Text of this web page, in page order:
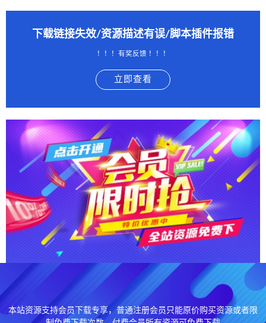
下载链接失效/资源描述有误/脚本插件报错
！！！有奖反馈 ！！！
立即查看
本站资源支持会员下载专享，普通注册会员只能原价购买资源或者限